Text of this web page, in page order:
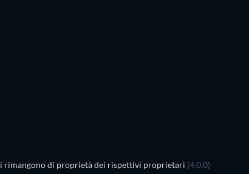
rimangono di proprietà dei rispettivi proprietari (4.0.0)